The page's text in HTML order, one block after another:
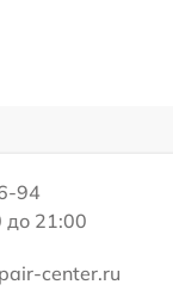
94
до 21:00
center.ru